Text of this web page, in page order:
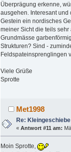
Überprägung erkenne,
ausgehen. Interesant
Gestein ein nordisches
meiner Sicht die teils
Grundmässe
Strukturen? Sind -
Feldspateinsprenglingen
Viele Grüße
Sprotte
Met1998
Re:
«Antwort #11 am:
Moin Sprotte,